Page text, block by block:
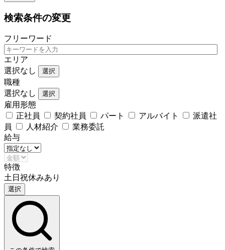
検索条件の変更
フリーワード
エリア
選択なし
選択
職種
選択なし
選択
雇用形態
正社員
契約社員 パート アルバイト
派遣社
員
人材紹介
業務委託
給与
特徴
土日祝休みあり
選択